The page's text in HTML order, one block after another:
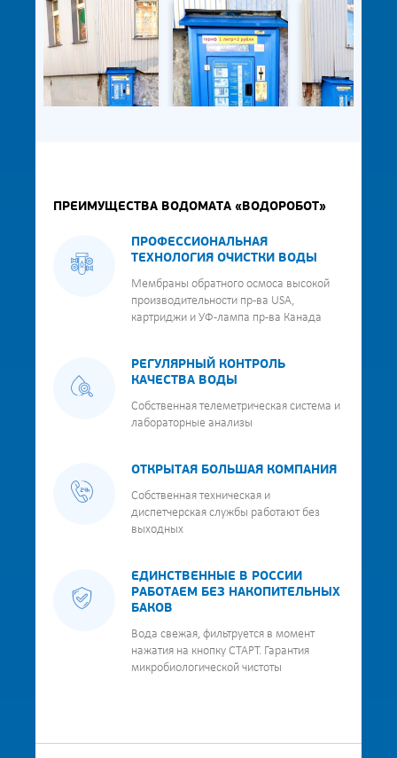
ПРЕИМУЩЕСТВА ВОДОМАТА «ВОДОРОБОТ»
ПРОФЕССИОНАЛЬНАЯ
ТЕХНОЛОГИЯ ОЧИСТКИ ВОДЫ
Мембраны обратного осмоса высокой
производительности пр-ва USA,
картриджи и УФ-лампа пр-ва Канада
РЕГУЛЯРНЫЙ КОНТРОЛЬ
КАЧЕСТВА ВОДЫ
Собственная телеметрическая система и
лабораторные анализы
ОТКРЫТАЯ БОЛЬШАЯ КОМПАНИЯ
Собственная техническая и
диспетчерская службы работают без
выходных
ЕДИНСТВЕННЫЕ В РОССИИ
РАБОТАЕМ БЕЗ НАКОПИТЕЛЬНЫХ
БАКОВ
Вода свежая, фильтруется в момент
нажатия на кнопку СТАРТ. Гарантия
микробиологической чистоты